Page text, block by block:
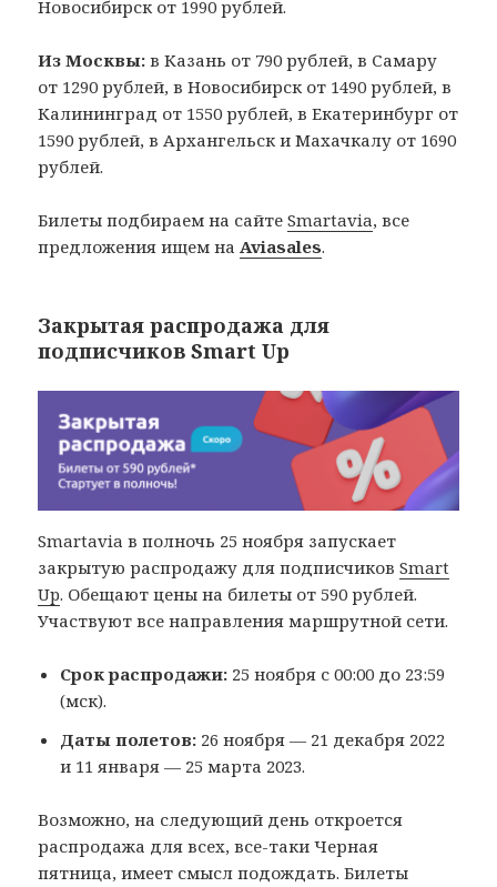
Новосибирск от 1990 рублей.
Из Москвы: в Казань от 790 рублей, в Самару
от 1290 рублей, в Новосибирск от 1490 рублей, в
Калининград от 1550 рублей, в Екатеринбург от
1590 рублей, в Архангельск и Махачкалу от 1690
рублей.
Билеты подбираем на сайтеSmartavia, все
предложения ищем наAviasales. ‌ ‌ ‌ ‌ ‌ ‌ ‌ ‌ ‌ ‌ ‌ ‌ ‌ ‌ ‌ ‌ ‌ ‌ ‌ ‌ ‌ ‌ ‌ ‌
Закрытая распродажа для
подписчиков Smart Up
Smartavia в полночь 25 ноября запускает
закрытую распродажу для подписчиковSmart
Up. Обещают цены на билеты от 590 рублей.
Участвуют все направления маршрутной сети.
Срок распродажи: 25 ноября с 00:00 до 23:59
(мск).
Даты полетов: 26 ноября — 21 декабря 2022
и 11 января — 25 марта 2023.
Возможно, на следующий день откроется
распродажа для всех, все-таки Черная
пятница, имеет смысл подождать. Билеты